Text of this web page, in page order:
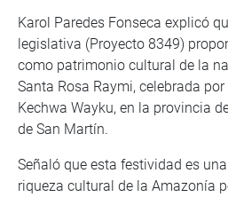
Karol Paredes Fonseca explicó
legislativa (Proyecto 8349)
como patrimonio cultural de la
Santa Rosa Raymi, celebrada
Kechwa Wayku, en la provincia
de San Martín.
Señaló que esta festividad es
riqueza cultural de la Amazonía